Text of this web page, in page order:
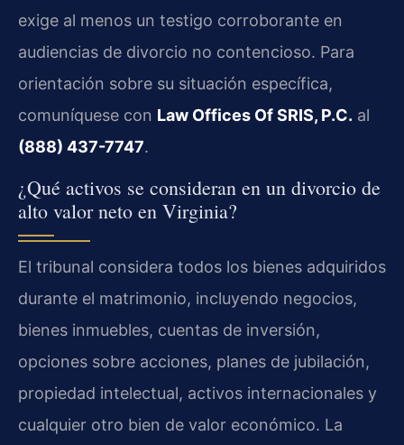
exige al menos un testigo corroborante en
audiencias de divorcio no contencioso. Para
orientación sobre su situación específica,
comuníquese con Law Offices Of SRIS, P.C. al
(888) 437-7747.
¿Qué activos se consideran en un divorcio de
alto valor neto en Virginia?
El tribunal considera todos los bienes adquiridos
durante el matrimonio, incluyendo negocios,
bienes inmuebles, cuentas de inversión,
opciones sobre acciones, planes de jubilación,
propiedad intelectual, activos internacionales y
cualquier otro bien de valor económico. La